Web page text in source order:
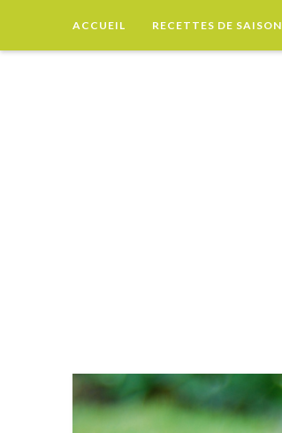
ACCUEIL RECETTES DE SAISON